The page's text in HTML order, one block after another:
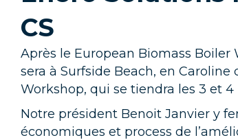
CS
Après le European Biomass Boiler
sera à Surfside Beach, en
Workshop, qui se tiendra les 3 et 4
Notre président Benoit Janvier y
économiques et process de